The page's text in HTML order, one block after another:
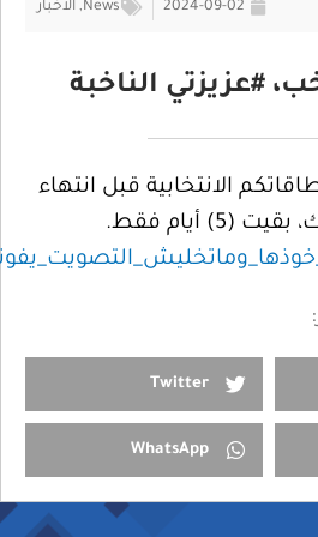
2024-09-02
News
,الأخبار
#عزيزتي الناخبة
الانتخابية قبل انتهاء
أيام فقط.
Twitter
WhatsApp